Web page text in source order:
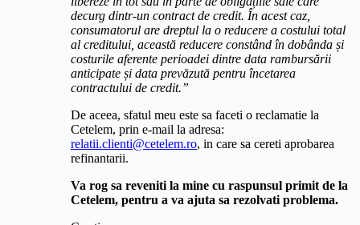
decurg dintr-un contract de credit. În acest caz,
consumatorul are dreptul la o reducere a costului total
al creditului, această reducere constând în dobânda și
costurile aferente perioadei dintre data rambursării
anticipate și data prevăzută pentru încetarea
contractului de credit.”
De aceea, sfatul meu este sa faceti o reclamatie la
Cetelem, prin e-mail la adresa:
relatii.clienti@cetelem.ro, in care sa cereti aprobarea
refinantarii.
Va rog sa reveniti la mine cu raspunsul primit de la
Cetelem, pentru a va ajuta sa rezolvati problema.